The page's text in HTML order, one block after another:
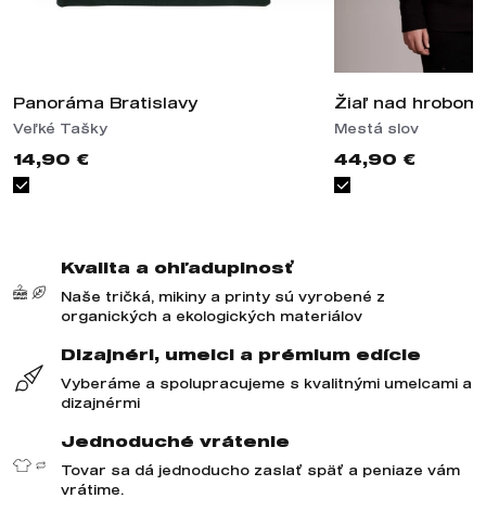
Panoráma Bratislavy
Veľké Tašky
14,90 €
Žiaľ nad hrobom
Mestá slov
44,90 €
Kvalita a ohľaduplnosť
Naše tričká, mikiny a printy sú vyrobené z
organických a ekologických materiálov
Dizajnéri, umelci a prémium edície
Vyberáme a spolupracujeme s kvalitnými umelcami a
dizajnérmi
Jednoduché vrátenie
Tovar sa dá jednoducho zaslať späť a peniaze vám
vrátime.